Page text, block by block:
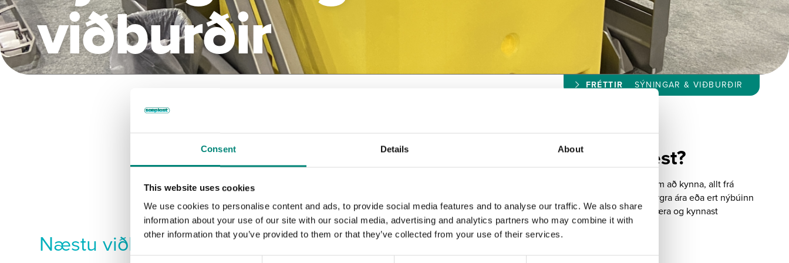
Consent Details About
This website uses cookies
We use cookies to personalise content and ads, to provide social media features and to analyse our traffic. We also share
information about your use of our site with our social media, advertising and analytics partners who may combine it with
other information that you’ve provided to them or that they’ve collected from your use of their services.
viðburðir
FRÉTTIR SÝNINGAR & VIÐBURÐIR
Næstu viðburðir
Langar þig að sjá hvar við verðum næst?
Viðburðadagatal okkar heldur þér upplýstum um hvar við stöndum og hvað við erum að kynna, allt frá
alþjóðlegum viðskiptasýningum til ráðstefna. Hvort sem þú ert samstarfsaðili til margra ára eða ert nýbúinn
að uppgötva vörurnar okkar, þá eru þessir viðburðir kjörið tækifæri til að tengjast, læra og kynnast
nýjungum okkar.